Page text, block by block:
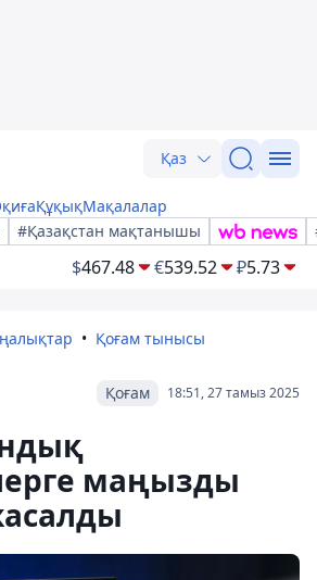
Қаз
ҚұқықМақалалар
#Қазақстан мақтанышы
$467.48 €539.52 ₽5.73
Қоғам тынысы
18:51, 27 тамыз 2025
Қоғам
маңызды